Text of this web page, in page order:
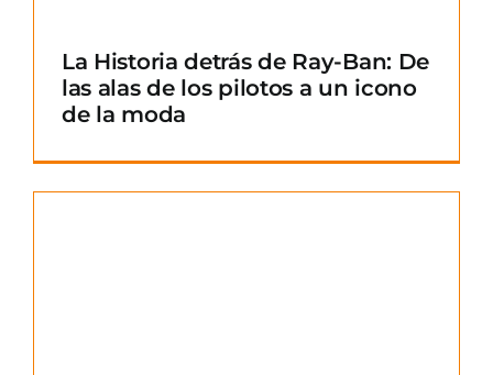
La Historia detrás de Ray-Ban: De
las alas de los pilotos a un icono
de la moda